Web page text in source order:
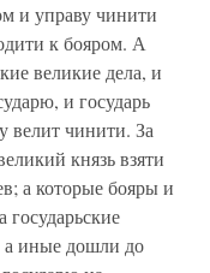
и управу чинити
к бояром. А
великие дела, и
и государь
велит чинити. За
князь взяти
а которые бояры и
а иные дошли до